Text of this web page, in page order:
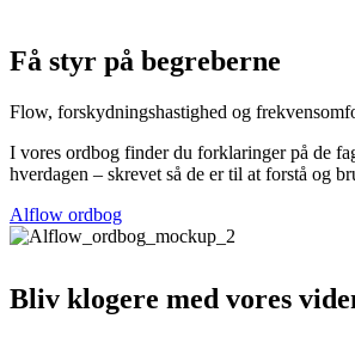
Få styr på begreberne
Flow, forskydningshastighed og
I vores ordbog finder du forklaringer på de
hverdagen – skrevet så de er til at forstå og
Alflow ordbog
Bliv klogere med vores